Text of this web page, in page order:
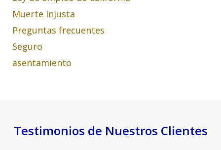
Muerte Injusta
Preguntas frecuentes
Seguro
asentamiento
Testimonios de Nuestros Clientes